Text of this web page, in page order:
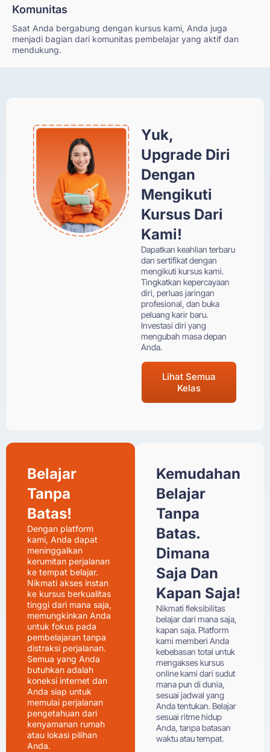
Komunitas
Saat Anda bergabung dengan kursus kami, Anda juga
menjadi bagian dari komunitas pembelajar yang aktif dan
mendukung.
Yuk,
Upgrade Diri
Dengan
Mengikuti
Kursus Dari
Kami!
Dapatkan keahlian terbaru
dan sertifikat dengan
mengikuti kursus kami.
Tingkatkan kepercayaan
diri, perluas jaringan
profesional, dan buka
peluang karir baru.
Investasi diri yang
mengubah masa depan
Anda.
Lihat Semua
Kelas
Belajar
Tanpa
Batas!
Dengan platform
kami, Anda dapat
meninggalkan
kerumitan perjalanan
ke tempat belajar.
Nikmati akses instan
ke kursus berkualitas
tinggi dari mana saja,
memungkinkan Anda
untuk fokus pada
pembelajaran tanpa
distraksi perjalanan.
Semua yang Anda
butuhkan adalah
koneksi internet dan
Anda siap untuk
memulai perjalanan
pengetahuan dari
kenyamanan rumah
atau lokasi pilihan
Anda.
Kemudahan
Belajar
Tanpa
Batas.
Dimana
Saja Dan
Kapan Saja!
Nikmati fleksibilitas
belajar dari mana saja,
kapan saja. Platform
kami memberi Anda
kebebasan total untuk
mengakses kursus
online kami dari sudut
mana pun di dunia,
sesuai jadwal yang
Anda tentukan. Belajar
sesuai ritme hidup
Anda, tanpa batasan
waktu atau tempat.